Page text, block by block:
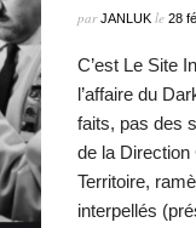
parJANLUK le 28
C’est Le Site
l’affaire du
faits, pas des
de la Direction
Territoire,
interpellés